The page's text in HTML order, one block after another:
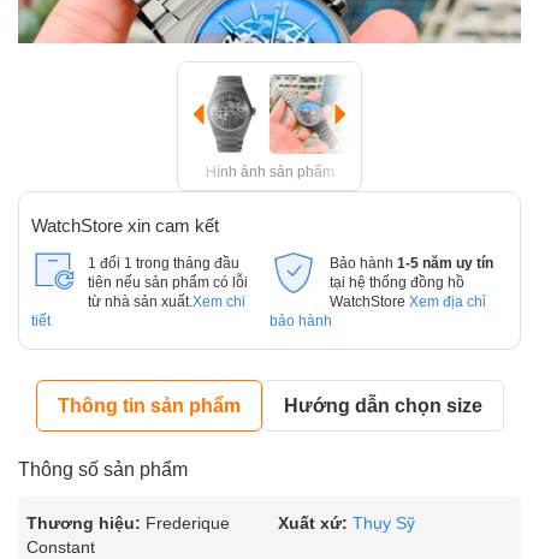
Hình ảnh sản phẩm
WatchStore xin cam kết
1 đổi 1 trong tháng đầu
tiên nếu sản phẩm có lỗi
từ nhà sản xuất. Xem chi
tiết
Bảo hành 1-5 năm uy tín
tại hệ thống đồng hồ
WatchStore Xem địa chỉ
bảo hành
Thông tin sản phẩm Hướng dẫn chọn size
Thông số sản phẩm
Thương hiệu: Frederique
Constant
Xuất xứ: Thụy Sỹ